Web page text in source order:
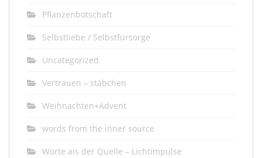
Pflanzenbotschaft
Selbstliebe / Selbstfürsorge
Uncategorized
Vertrauen – stäbchen
Weihnachten+Advent
words from the inner source
Worte ais der Quelle – Lichtimpulse